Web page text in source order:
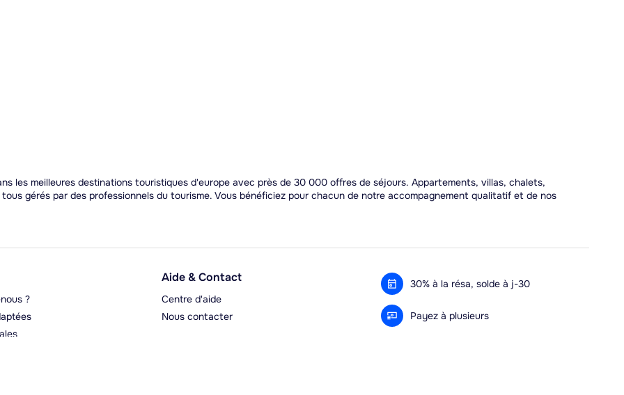
les meilleures destinations touristiques d'europe avec près de 30 000 offres de séjours. Appartements, villas, chalets,
gérés par des professionnels du tourisme. Vous bénéficiez pour chacun de notre accompagnement qualitatif et de nos
?
Aide & Contact
Centre d'aide
Nous contacter
30% à la résa, solde à j-30
Payez à plusieurs